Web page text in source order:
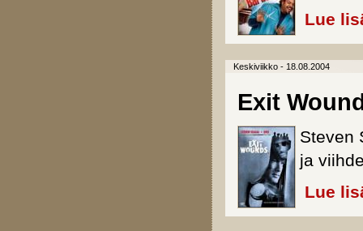
Lue
Keskiviikko - 18.08.2004
Exit
Steven
ja
Lue